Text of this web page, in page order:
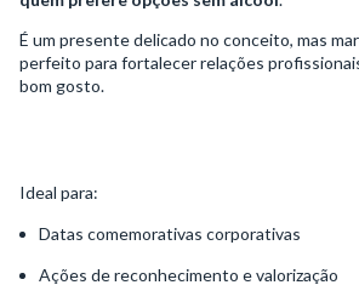
É um presente delicado no conceito, mas
perfeito para fortalecer relações
bom gosto.
Ideal para:
Datas comemorativas corporativas
Ações de reconhecimento e valorização